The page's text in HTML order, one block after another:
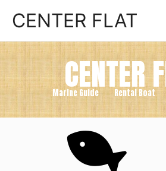
CENTER FLAT
CENTER
Marine Guide Rental Boat